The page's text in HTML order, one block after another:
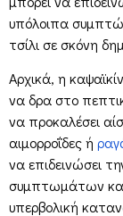
υπόλοιπα
τσίλι σε σκόνη
Αρχικά, η
να δρα στο
να προκαλέσει
αιμορροΐδες ή
να επιδεινώσει
συμπτωμάτων
υπερβολική